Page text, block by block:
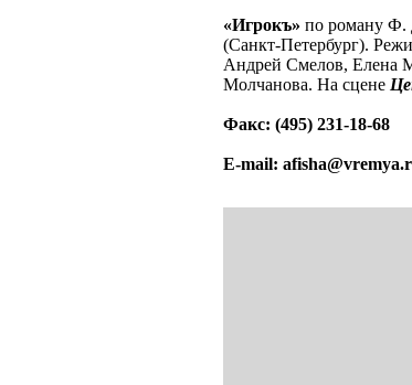
«Игрокъ» по роману Ф.
(Санкт-Петербург).
Андрей Смелов, Елена
Молчанова. На сцене
Факс: (495) 231-18-68
E-mail: